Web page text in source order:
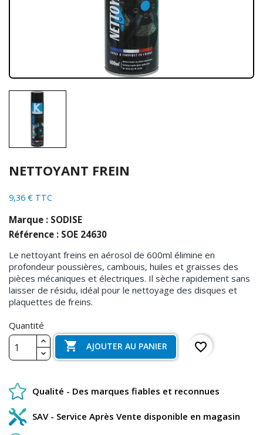
NETTOYANT FREIN
9,36 € TTC
Marque : SODISE
Référence : SOE 24630
Le nettoyant freins en aérosol de 600ml élimine en
profondeur poussières, cambouis, huiles et graisses des
pièces mécaniques et électriques. Il sèche rapidement sans
laisser de résidu, idéal pour le nettoyage des disques et
plaquettes de freins.
Quantité
 AJOUTER AU PANIER favorite_border
Qualité - Des marques fiables et reconnues
SAV - Service Après Vente disponible en magasin